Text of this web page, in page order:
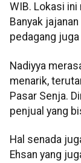
WIB. Lokasi
Banyak
pedagang
Nadiyya
menarik,
Pasar Senja.
penjual yang
Hal senada
Ehsan yang